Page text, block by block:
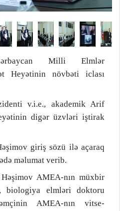
Milli Elmlər
Heyətinin növbəti iclası
v.i.e., akademik Arif
digər üzvləri iştirak
giriş sözü ilə açaraq
məlumat verib.
AMEA-nın müxbir
biologiya elmləri doktoru
AMEA-nın vitse-